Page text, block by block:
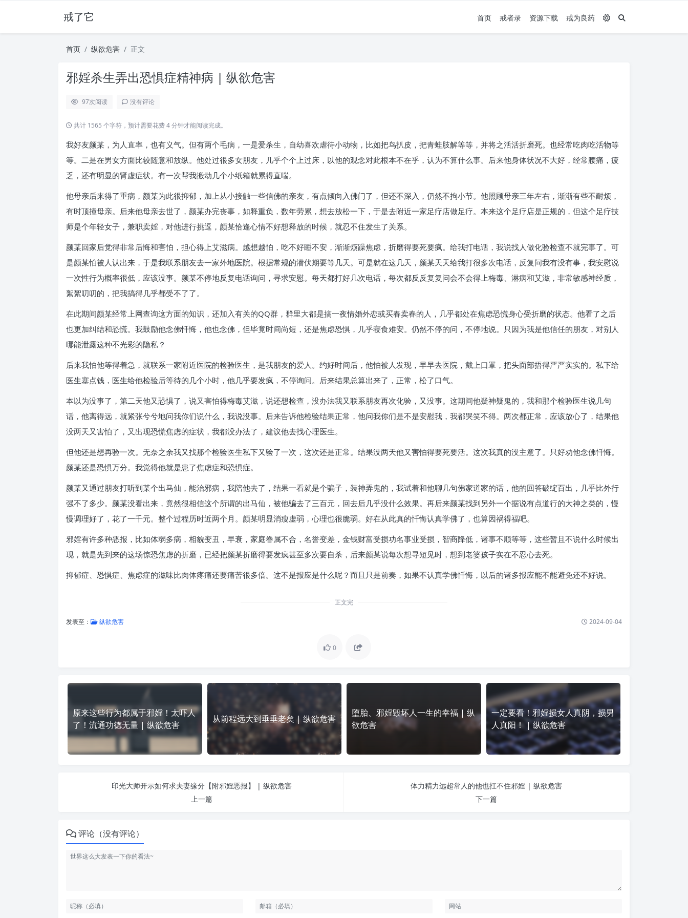
戒了它 首页 戒者录 资源下载 戒为良药
首页 纵欲危害 正文
邪婬杀生弄出恐惧症精神病 | 纵欲危害
97次阅读 没有评论
共计 1565 个字符，预计需要花费 4 分钟才能阅读完成。
我好友颜某，为人直率，也有义气。但有两个毛病，一是爱杀生，自幼喜欢虐待小动物，比如把鸟扒皮，把青蛙肢解等等，并将之活活折磨死。也经常吃肉吃活物等
等。二是在男女方面比较随意和放纵。他处过很多女朋友，几乎个个上过床，以他的观念对此根本不在乎，认为不算什么事。后来他身体状况不大好，经常腰痛，疲
乏，还有明显的肾虚症状。有一次帮我搬动几个小纸箱就累得直喘。
他母亲后来得了重病，颜某为此很抑郁，加上从小接触一些信佛的亲友，有点倾向入佛门了，但还不深入，仍然不拘小节。他照顾母亲三年左右，渐渐有些不耐烦，
有时顶撞母亲。后来他母亲去世了，颜某办完丧事，如释重负，数年劳累，想去放松一下，于是去附近一家足疗店做足疗。本来这个足疗店是正规的，但这个足疗技
师是个年轻女子，兼职卖婬，对他进行挑逗，颜某恰逢心情不好想释放的时候，就忍不住发生了关系。
颜某回家后觉得非常后悔和害怕，担心得上艾滋病。越想越怕，吃不好睡不安，渐渐烦躁焦虑，折磨得要死要疯。给我打电话，我说找人做化验检查不就完事了。可
是颜某怕被人认出来，于是我联系朋友去一家外地医院。根据常规的潜伏期要等几天。可是就在这几天，颜某天天给我打很多次电话，反复问我有没有事，我安慰说
一次性行为概率很低，应该没事。颜某不停地反复电话询问，寻求安慰。每天都打好几次电话，每次都反反复复问会不会得上梅毒、淋病和艾滋，非常敏感神经质，
絮絮叨叨的，把我搞得几乎都受不了了。
在此期间颜某经常上网查询这方面的知识，还加入有关的QQ群，群里大都是搞一夜情婚外恋或买春卖春的人，几乎都处在焦虑恐慌身心受折磨的状态。他看了之后
也更加纠结和恐慌。我鼓励他念佛忏悔，他也念佛，但毕竟时间尚短，还是焦虑恐惧，几乎寝食难安。仍然不停的问，不停地说。只因为我是他信任的朋友，对别人
哪能泄露这种不光彩的隐私？
后来我怕他等得着急，就联系一家附近医院的检验医生，是我朋友的爱人。约好时间后，他怕被人发现，早早去医院，戴上口罩，把头面部捂得严严实实的。私下给
医生塞点钱，医生给他检验后等待的几个小时，他几乎要发疯，不停询问。后来结果总算出来了，正常，松了口气。
本以为没事了，第二天他又恐惧了，说又害怕得梅毒艾滋，说还想检查，没办法我又联系朋友再次化验，又没事。这期间他疑神疑鬼的，我和那个检验医生说几句
话，他离得远，就紧张兮兮地问我你们说什么，我说没事。后来告诉他检验结果正常，他问我你们是不是安慰我，我都哭笑不得。两次都正常，应该放心了，结果他
没两天又害怕了，又出现恐慌焦虑的症状，我都没办法了，建议他去找心理医生。
但他还是想再验一次。无奈之余我又找那个检验医生私下又验了一次，这次还是正常。结果没两天他又害怕得要死要活。这次我真的没主意了。只好劝他念佛忏悔。
颜某还是恐惧万分。我觉得他就是患了焦虑症和恐惧症。
颜某又通过朋友打听到某个出马仙，能治邪病，我陪他去了，结果一看就是个骗子，装神弄鬼的，我试着和他聊几句佛家道家的话，他的回答破绽百出，几乎比外行
强不了多少。颜某没看出来，竟然很相信这个所谓的出马仙，被他骗去了三百元，回去后几乎没什么效果。再后来颜某找到另外一个据说有点道行的大神之类的，慢
慢调理好了，花了一千元。整个过程历时近两个月。颜某明显消瘦虚弱，心理也很脆弱。好在从此真的忏悔认真学佛了，也算因祸得福吧。
邪婬有许多种恶报，比如体弱多病，相貌变丑，早衰，家庭眷属不合，名誉变差，金钱财富受损功名事业受损，智商降低，诸事不顺等等，这些暂且不说什么时候出
现，就是先到来的这场惊恐焦虑的折磨，已经把颜某折磨得要发疯甚至多次要自杀，后来颜某说每次想寻短见时，想到老婆孩子实在不忍心去死。
抑郁症、恐惧症、焦虑症的滋味比肉体疼痛还要痛苦很多倍。这不是报应是什么呢？而且只是前奏，如果不认真学佛忏悔，以后的诸多报应能不能避免还不好说。
正文完
发表至： 纵欲危害 2024-09-04
0
原来这些行为都属于邪婬！太吓人
了！流通功德无量 | 纵欲危害
从前程远大到垂垂老矣 | 纵欲危害
堕胎、邪婬毁坏人一生的幸福 | 纵
欲危害
一定要看！邪婬损女人真阴，损男
人真阳！ | 纵欲危害
印光大师开示如何求夫妻缘分【附邪婬恶报】 | 纵欲危害
上一篇
体力精力远超常人的他也扛不住邪婬 | 纵欲危害
下一篇
评论（没有评论）